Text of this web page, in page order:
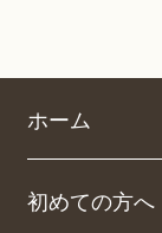
ホーム
初めての方へ